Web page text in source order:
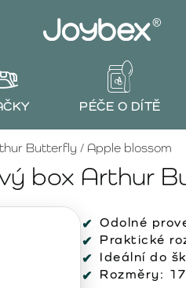
PÉČE O DÍTĚ
box Arthur
Butterfly / Apple blossom
Odolné
Praktické
Ideální do
Rozměry: